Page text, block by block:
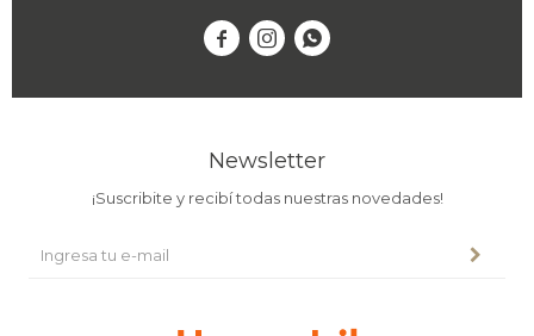
  
Newsletter
¡Suscribite y recibí todas nuestras novedades!